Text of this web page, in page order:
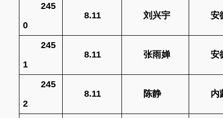
245
0
8.11 刘兴宇 安
245
1
8.11 张雨婵 安
245
2
8.11 陈静 内